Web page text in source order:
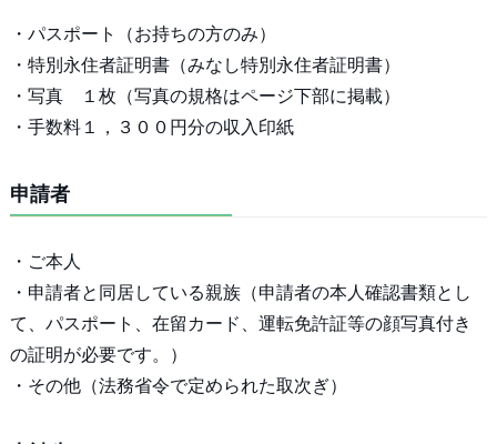
・パスポート（お持ちの方のみ）
・特別永住者証明書（みなし特別永住者証明書）
・写真 １枚（写真の規格はページ下部に掲載）
・手数料１，３００円分の収入印紙
申請者
・ご本人
・申請者と同居している親族（申請者の本人確認書類とし
て、パスポート、在留カード、運転免許証等の顔写真付き
の証明が必要です。）
・その他（法務省令で定められた取次ぎ）